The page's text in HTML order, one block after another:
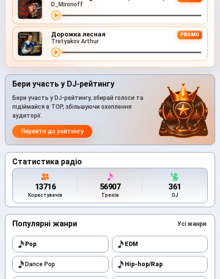
D_Mironoff
Дорожка лесная PROMO
Tretyakov Arthur
Бери участь у DJ-рейтингу
Бери участь у DJ-рейтингу, збирай голоси та
підіймайся в TOP, збільшуючи охоплення
аудиторії.
Перейти до рейтингу
Статистика радіо
13716
Користувачів
56907
Треків
361
DJ
Популярні жанри Усі жанри
Pop EDM
Dance Pop Hip-hop/Rap